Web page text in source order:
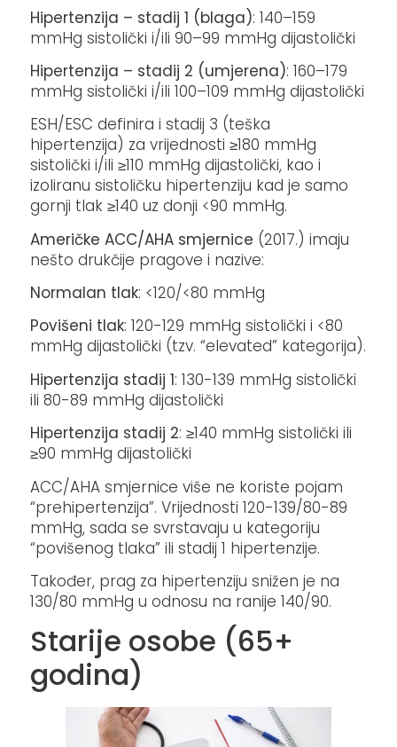
Hipertenzija – stadij 1 (blaga): 140–159
mmHg sistolički i/ili 90–99 mmHg dijastolički
Hipertenzija – stadij 2 (umjerena): 160–179
mmHg sistolički i/ili 100–109 mmHg dijastolički
ESH/ESC definira i stadij 3 (teška
hipertenzija) za vrijednosti ≥180 mmHg
sistolički i/ili ≥110 mmHg dijastolički, kao i
izoliranu sistoličku hipertenziju kad je samo
gornji tlak ≥140 uz donji <90 mmHg.
Američke ACC/AHA smjernice (2017.) imaju
nešto drukčije pragove i nazive:
Normalan tlak: <120/<80 mmHg
Povišeni tlak: 120-129 mmHg sistolički i <80
mmHg dijastolički (tzv. “elevated” kategorija).
Hipertenzija stadij 1: 130-139 mmHg sistolički
ili 80-89 mmHg dijastolički
Hipertenzija stadij 2: ≥140 mmHg sistolički ili
≥90 mmHg dijastolički
ACC/AHA smjernice više ne koriste pojam
“prehipertenzija”. Vrijednosti 120-139/80-89
mmHg, sada se svrstavaju u kategoriju
“povišenog tlaka” ili stadij 1 hipertenzije.
Također, prag za hipertenziju snižen je na
130/80 mmHg u odnosu na ranije 140/90.
Starije osobe (65+
godina)